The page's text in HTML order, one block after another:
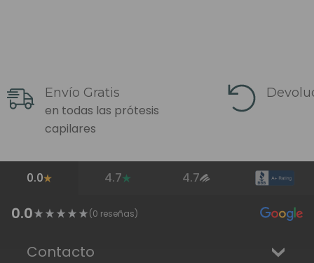
Envío Gratis
en todas las prótesis
capilares
0.0 4.7 4.7
0.0 (0 reseñas)
Contacto